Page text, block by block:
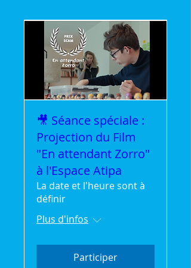
🎥 Séance spéciale :
Projection du Film
"En attendant Zorro"
à l'Espace Atipa
La date et l'heure sont à
définir
Plus d'infos
Participer